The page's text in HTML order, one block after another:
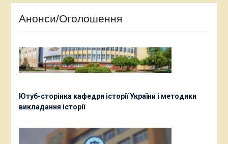
Анонси/Оголошення
Ютуб-сторінка кафедри історії України і методики
викладання історії